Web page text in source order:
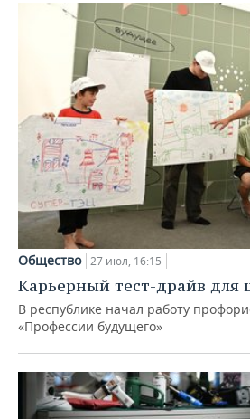
Общество 27 июл, 16:15
Карьерный тест-драйв для
В республике начал работу
«Профессии будущего»